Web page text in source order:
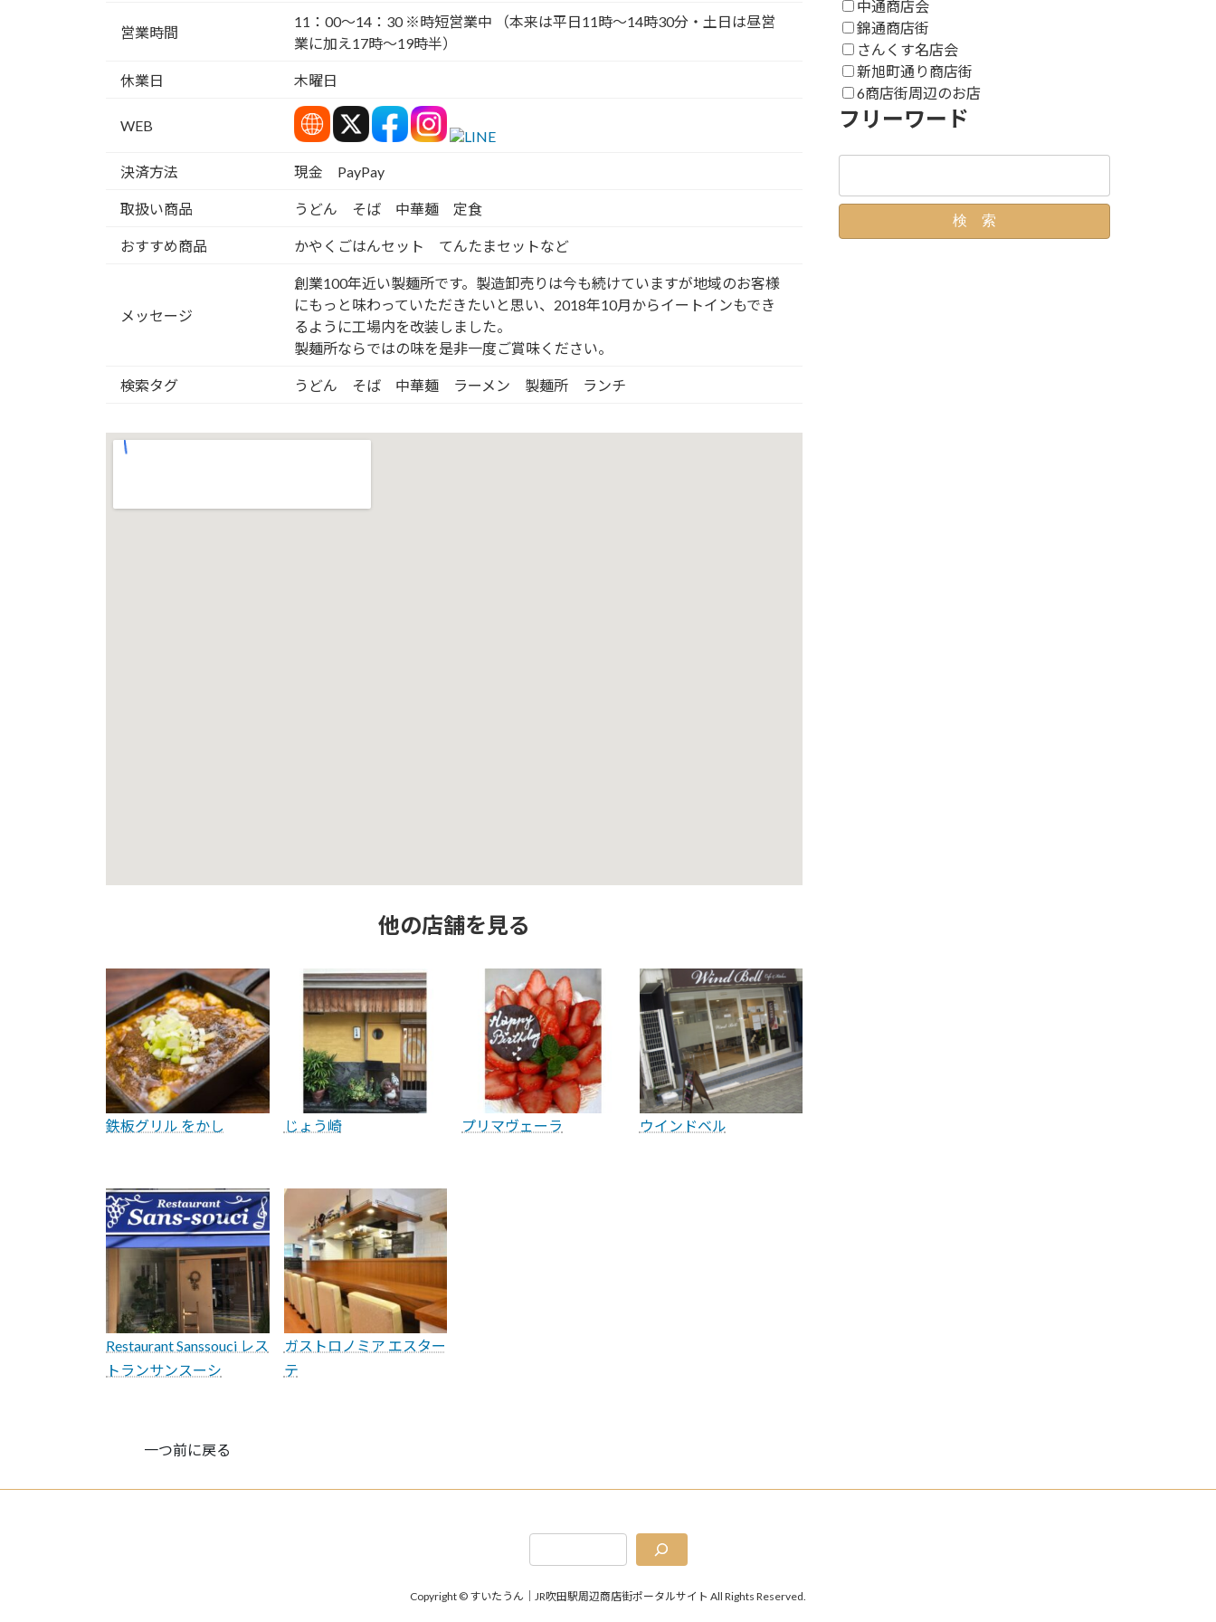
営業時間
11：00～14：30 ※時短営業中 （本来は平日11時～14時30分・土日は昼営
業に加え17時～19時半）
休業日 木曜日
WEB
決済方法 現金 PayPay
取扱い商品 うどん そば 中華麺 定食
おすすめ商品 かやくごはんセット てんたまセットなど
メッセージ
創業100年近い製麺所です。製造卸売りは今も続けていますが地域のお客様
にもっと味わっていただきたいと思い、2018年10月からイートインもでき
るように工場内を改装しました。
製麺所ならではの味を是非一度ご賞味ください。
検索タグ うどん そば 中華麺 ラーメン 製麺所 ランチ
他の店舗を見る
鉄板グリル をかし じょう崎 プリマヴェーラ ウインドベル
Restaurant Sanssouci レス
トランサンスーシ
ガストロノミア エスター
テ
一つ前に戻る
中通商店会
錦通商店街
さんくす名店会
新旭町通り商店街
6商店街周辺のお店
フリーワード
Copyright © すいたうん｜JR吹田駅周辺商店街ポータルサイト All Rights Reserved.